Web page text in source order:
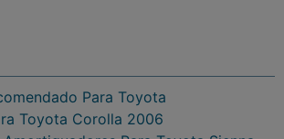
Para Toyota
Toyota Corolla 2006